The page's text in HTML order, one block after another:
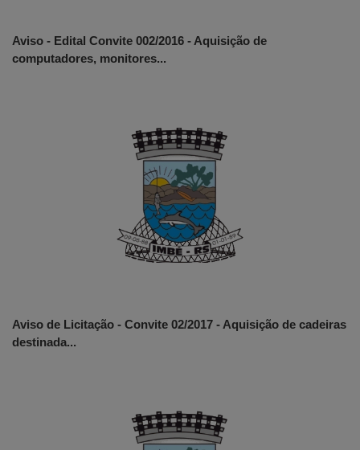
Aviso - Edital Convite 002/2016 - Aquisição de
computadores, monitores...
Aviso de Licitação - Convite 02/2017 - Aquisição de cadeiras
destinada...